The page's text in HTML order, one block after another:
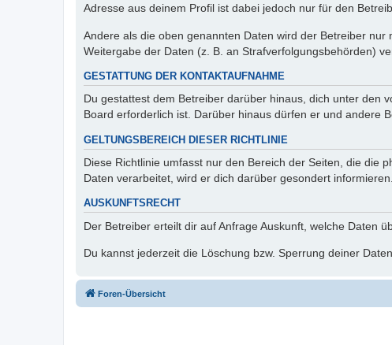
Adresse aus deinem Profil ist dabei jedoch nur für den
Andere als die oben genannten Daten wird der Betreiber
Weitergabe der Daten (z. B. an Strafverfolgungsbehörden)
GESTATTUNG DER KONTAKTAUFNAHME
Du gestattest dem Betreiber darüber hinaus, dich unter den
Board erforderlich ist. Darüber hinaus dürfen er und andere
GELTUNGSBEREICH DIESER RICHTLINIE
Diese Richtlinie umfasst nur den Bereich der Seiten, die die
Daten verarbeitet, wird er dich darüber gesondert informieren.
AUSKUNFTSRECHT
Der Betreiber erteilt dir auf Anfrage Auskunft, welche Daten
Du kannst jederzeit die Löschung bzw. Sperrung deiner
Foren-Übersicht